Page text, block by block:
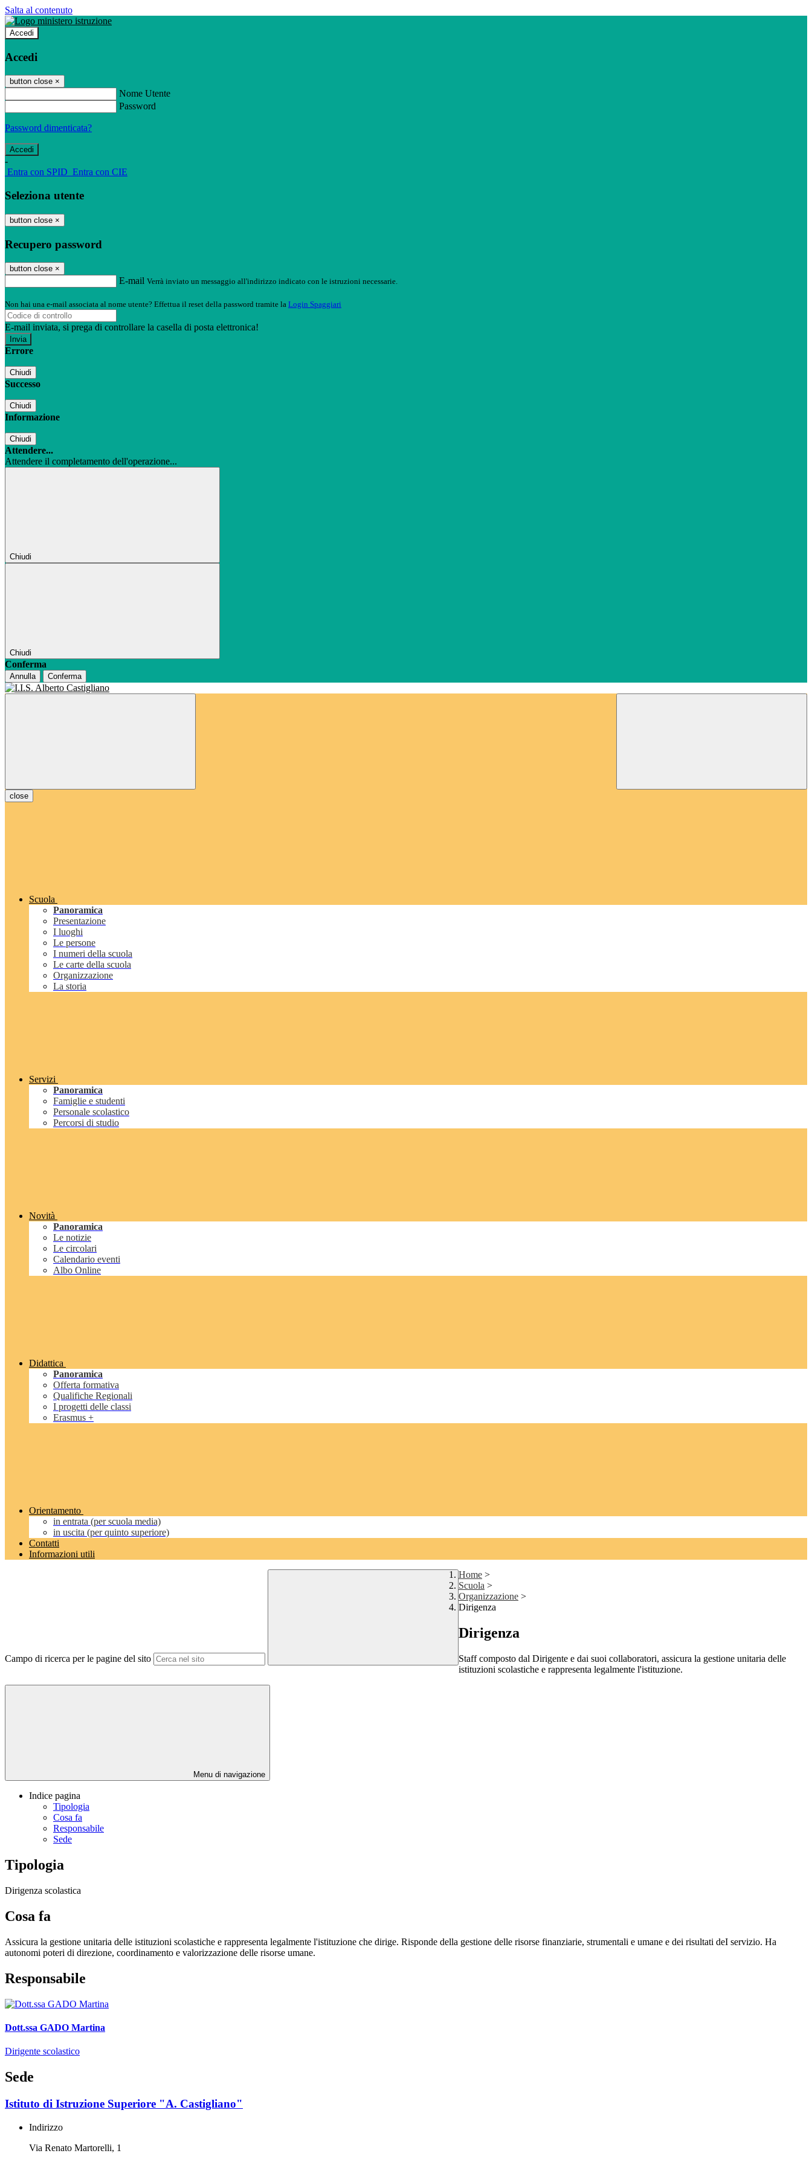
Salta al contenuto
Accedi
Accedi
button close ×
Nome Utente
Password
Password dimenticata?
-
Entra con SPID Entra con CIE
Seleziona utente
button close ×
Recupero password
button close ×
E-mail Verrà inviato un messaggio all'indirizzo indicato con le istruzioni necessarie.
Non hai una e-mail associata al nome utente? Effettua il reset della password tramite la Login Spaggiari
E-mail inviata, si prega di controllare la casella di posta elettronica!
Errore
Chiudi
Successo
Chiudi
Informazione
Chiudi
Attendere...
Attendere il completamento dell'operazione...
Chiudi
Chiudi
Conferma
Annulla Conferma
close
Scuola
Panoramica
Presentazione
I luoghi
Le persone
I numeri della scuola
Le carte della scuola
Organizzazione
La storia
Servizi
Panoramica
Famiglie e studenti
Personale scolastico
Percorsi di studio
Novità
Panoramica
Le notizie
Le circolari
Calendario eventi
Albo Online
Didattica
Panoramica
Offerta formativa
Qualifiche Regionali
I progetti delle classi
Erasmus +
Orientamento
in entrata (per scuola media)
in uscita (per quinto superiore)
Contatti
Informazioni utili
Campo di ricerca per le pagine del sito
Home >
Scuola >
Organizzazione >
Dirigenza
Dirigenza
Staff composto dal Dirigente e dai suoi collaboratori, assicura la gestione unitaria delle
istituzioni scolastiche e rappresenta legalmente l'istituzione.
Menu di navigazione
Indice pagina
Tipologia
Cosa fa
Responsabile
Sede
Tipologia
Dirigenza scolastica
Cosa fa
Assicura la gestione unitaria delle istituzioni scolastiche e rappresenta legalmente l'istituzione che dirige. Risponde della gestione delle risorse finanziarie, strumentali e umane e dei risultati deI servizio. Ha
autonomi poteri di direzione, coordinamento e valorizzazione delle risorse umane.
Responsabile
Dott.ssa GADO Martina
Dirigente scolastico
Sede
Istituto di Istruzione Superiore "A. Castigliano"
Indirizzo
Via Renato Martorelli, 1